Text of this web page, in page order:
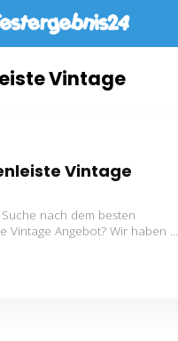
Vintage
Vintage
nach dem besten
Vintage Angebot? Wir haben ...